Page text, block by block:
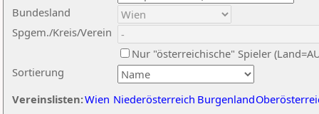
Sortierung
Bundesland
Spgem./Kreis/Verein
Nur "österreichische" Spieler
Vereinslisten:Wien Niederösterreich Burgenland